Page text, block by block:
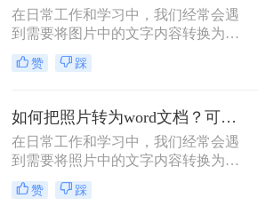
文本都是一项非常实用的技能。那么
怎么将图片的文字转换成文本呢？本
文将详细介绍几种常用的方法，帮助
你轻松实现图片文字到文本的转换。
在日常工作和学习中，我们经常会遇
到需要将图片中的文字内容转换为
Word文档的情况。这可能是因为图片
中的文字内容需要编辑、修改或进一
文档并不能实现文字内容的编辑，因
此我们需要将图片转换成可编辑的
Word文档。本文将详细介绍图片怎么
转换成word文档的几种方法，并给出
具体的操作步骤和注意事项。
赞 踩
如何把照片转为word文档？可以试试这三个方法！
在日常工作和学习中，我们经常会遇
到需要将照片中的文字内容转换为可
编辑的Word文档的情况。这可能是因
为照片中的文字信息对我们非常重
赞 踩